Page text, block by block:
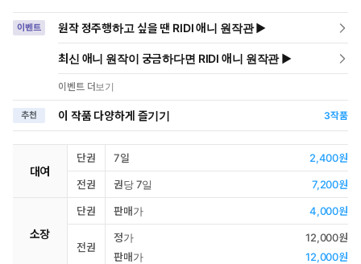
이벤트 원작 정주행하고 싶을 땐 RIDI 애니 원작관 ▶
최신 애니 원작이 궁금하다면 RIDI 애니 원작관 ▶
이벤트 더보기
추천 이 작품 다양하게 즐기기 3작품
대여
단권 7일 2,400원
전권 권당 7일 7,200원
소장
단권 판매가 4,000원
전권
정가
12,000원
판매가
12,000원